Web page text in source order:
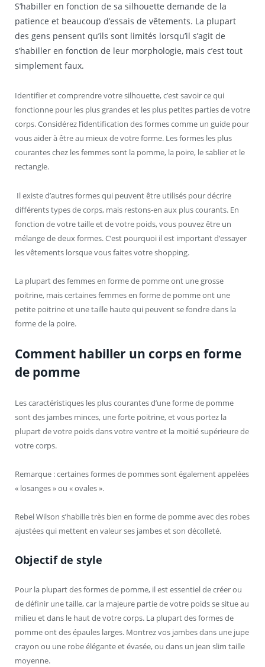
S’habiller en fonction de sa silhouette demande de la
patience et beaucoup d’essais de vêtements. La plupart
des gens pensent qu’ils sont limités lorsqu’il s’agit de
s’habiller en fonction de leur morphologie, mais c’est tout
simplement faux.
Identifier et comprendre votre silhouette, c’est savoir ce qui
fonctionne pour les plus grandes et les plus petites parties de votre
corps. Considérez l’identification des formes comme un guide pour
vous aider à être au mieux de votre forme. Les formes les plus
courantes chez les femmes sont la pomme, la poire, le sablier et le
rectangle.
Il existe d’autres formes qui peuvent être utilisés pour décrire
différents types de corps, mais restons-en aux plus courants. En
fonction de votre taille et de votre poids, vous pouvez être un
mélange de deux formes. C’est pourquoi il est important d’essayer
les vêtements lorsque vous faites votre shopping.
La plupart des femmes en forme de pomme ont une grosse
poitrine, mais certaines femmes en forme de pomme ont une
petite poitrine et une taille haute qui peuvent se fondre dans la
forme de la poire.
Comment habiller un corps en forme
de pomme
Les caractéristiques les plus courantes d’une forme de pomme
sont des jambes minces, une forte poitrine, et vous portez la
plupart de votre poids dans votre ventre et la moitié supérieure de
votre corps.
Remarque : certaines formes de pommes sont également appelées
« losanges » ou « ovales ».
Rebel Wilson s’habille très bien en forme de pomme avec des robes
ajustées qui mettent en valeur ses jambes et son décolleté.
Objectif de style
Pour la plupart des formes de pomme, il est essentiel de créer ou
de définir une taille, car la majeure partie de votre poids se situe au
milieu et dans le haut de votre corps. La plupart des formes de
pomme ont des épaules larges. Montrez vos jambes dans une jupe
crayon ou une robe élégante et évasée, ou dans un jean slim taille
moyenne.